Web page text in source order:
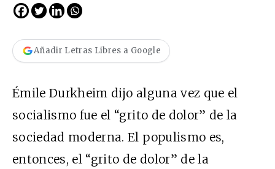
Añadir Letras Libres a Google
Émile Durkheim dijo alguna vez que el
socialismo fue el “grito de dolor” de la
sociedad moderna. El populismo es,
entonces, el “grito de dolor” de la